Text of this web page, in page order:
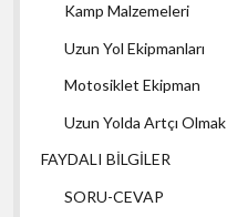
Kamp Malzemeleri
Uzun Yol Ekipmanları
Motosiklet Ekipman
Uzun Yolda Artçı Olmak
FAYDALI BİLGİLER
SORU-CEVAP